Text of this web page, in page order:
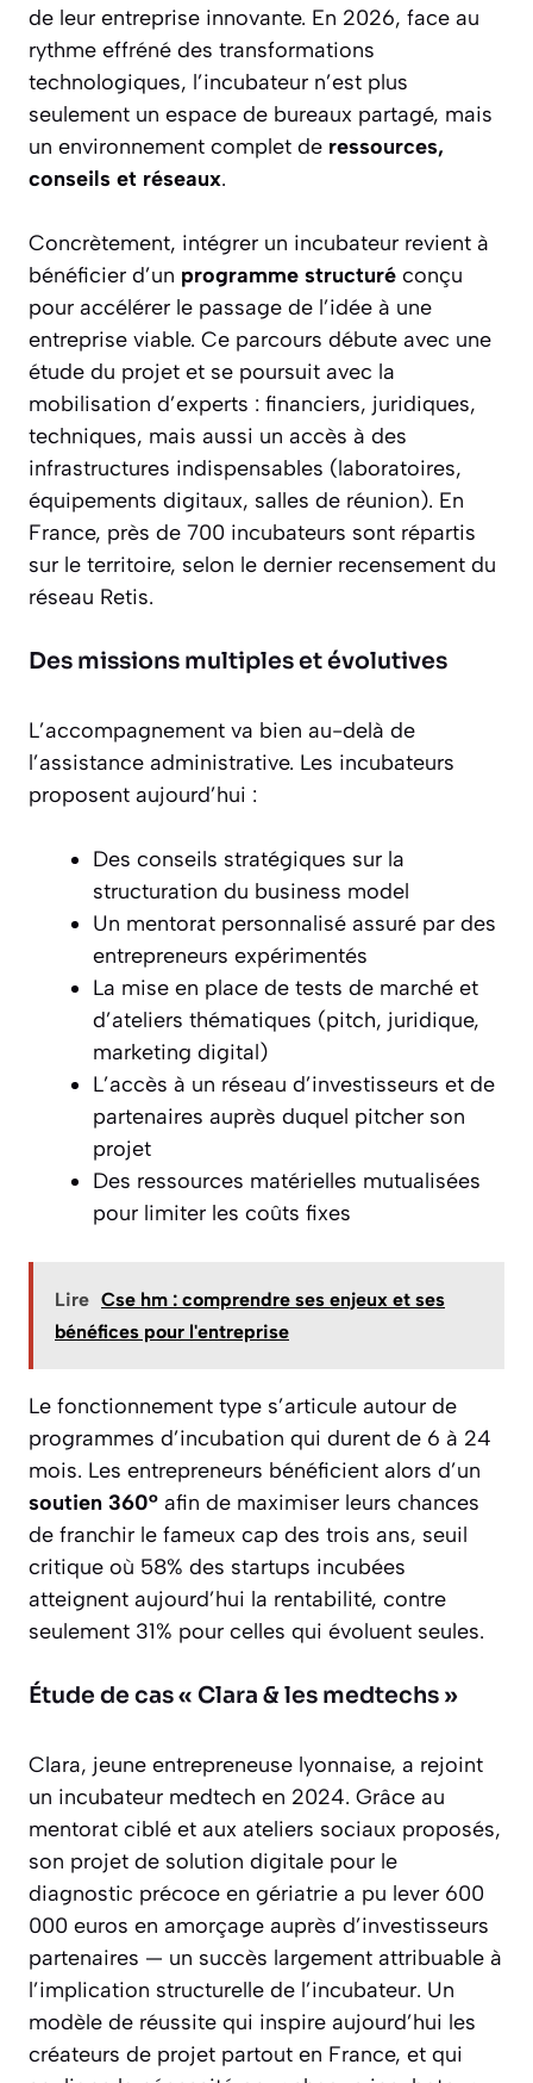
de leur entreprise innovante. En 2026, face au
rythme effréné des transformations
technologiques, l’incubateur n’est plus
seulement un espace de bureaux partagé, mais
un environnement complet de ressources,
conseils et réseaux.
Concrètement, intégrer un incubateur revient à
bénéficier d’un programme structuré conçu
pour accélérer le passage de l’idée à une
entreprise viable. Ce parcours débute avec une
étude du projet et se poursuit avec la
mobilisation d’experts : financiers, juridiques,
techniques, mais aussi un accès à des
infrastructures indispensables (laboratoires,
équipements digitaux, salles de réunion). En
France, près de 700 incubateurs sont répartis
sur le territoire, selon le dernier recensement du
réseau Retis.
Des missions multiples et évolutives
L’accompagnement va bien au-delà de
l’assistance administrative. Les incubateurs
proposent aujourd’hui :
Des conseils stratégiques sur la
structuration du business model
Un mentorat personnalisé assuré par des
entrepreneurs expérimentés
La mise en place de tests de marché et
d’ateliers thématiques (pitch, juridique,
marketing digital)
L’accès à un réseau d’investisseurs et de
partenaires auprès duquel pitcher son
projet
Des ressources matérielles mutualisées
pour limiter les coûts fixes
Lire Cse hm : comprendre ses enjeux et ses
bénéfices pour l'entreprise
Le fonctionnement type s’articule autour de
programmes d’incubation qui durent de 6 à 24
mois. Les entrepreneurs bénéficient alors d’un
soutien 360° afin de maximiser leurs chances
de franchir le fameux cap des trois ans, seuil
critique où 58% des startups incubées
atteignent aujourd’hui la rentabilité, contre
seulement 31% pour celles qui évoluent seules.
Étude de cas « Clara & les medtechs »
Clara, jeune entrepreneuse lyonnaise, a rejoint
un incubateur medtech en 2024. Grâce au
mentorat ciblé et aux ateliers sociaux proposés,
son projet de solution digitale pour le
diagnostic précoce en gériatrie a pu lever 600
000 euros en amorçage auprès d’investisseurs
partenaires — un succès largement attribuable à
l’implication structurelle de l’incubateur. Un
modèle de réussite qui inspire aujourd’hui les
créateurs de projet partout en France, et qui